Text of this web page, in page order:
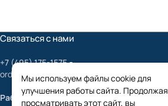
Связаться с нами
+7 (495) 175-1575
order@mygrundfos.ru
Работаем только с юридическими
Мы используем файлы cookie для
улучшения работы сайта. Продолжая
просматривать этот сайт, вы